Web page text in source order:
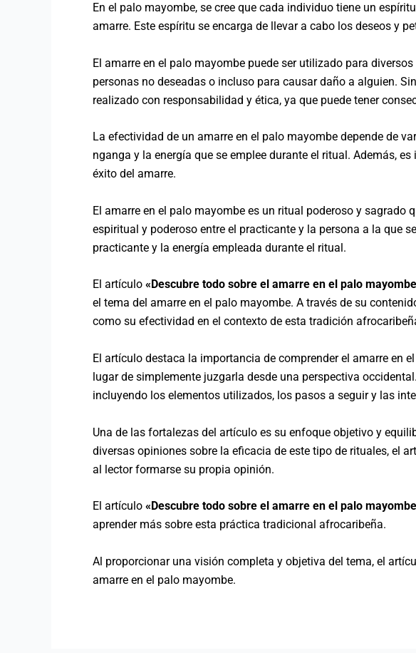
En el palo mayombe, se cree que cada individuo tiene un
amarre. Este espíritu se encarga de llevar a cabo los deseos y
El amarre en el palo mayombe puede ser utilizado para
personas no deseadas o incluso para causar daño a alguien.
realizado con responsabilidad y ética, ya que puede tener
La efectividad de un amarre en el palo mayombe depende de
nganga y la energía que se emplee durante el ritual. Además,
éxito del amarre.
El amarre en el palo mayombe es un ritual poderoso y
espiritual y poderoso entre el practicante y la persona a la que
practicante y la energía empleada durante el ritual.
El artículo «Descubre todo sobre el amarre en el palo
el tema del amarre en el palo mayombe. A través de su
como su efectividad en el contexto de esta tradición
El artículo destaca la importancia de comprender el amarre en
lugar de simplemente juzgarla desde una perspectiva
incluyendo los elementos utilizados, los pasos a seguir y las
Una de las fortalezas del artículo es su enfoque objetivo y
diversas opiniones sobre la eficacia de este tipo de rituales, el
al lector formarse su propia opinión.
El artículo «Descubre todo sobre el amarre en el palo
aprender más sobre esta práctica tradicional afrocaribeña.
Al proporcionar una visión completa y objetiva del tema, el
amarre en el palo mayombe.